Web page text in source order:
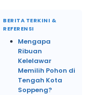
BERITA TERKINI &
REFERENSI
Mengapa
Ribuan
Kelelawar
Memilih Pohon di
Tengah Kota
Soppeng?